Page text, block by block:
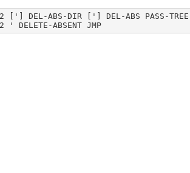
['] DEL-ABS-DIR ['] DEL-ABS PASS-
' DELETE-ABSENT JMP